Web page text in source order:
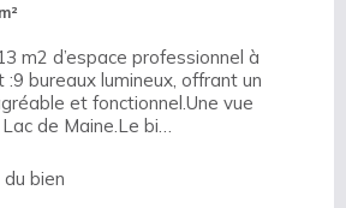
m2 d’espace professionnel à
:9 bureaux lumineux, offrant un
et fonctionnel.Une vue
de Maine.Le bi…
bien